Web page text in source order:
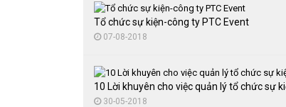
Tổ chức sự kiện-công ty PTC Event
07-08-2018
10 Lời khuyên cho việc quản lý tổ chức sự
30-05-2018